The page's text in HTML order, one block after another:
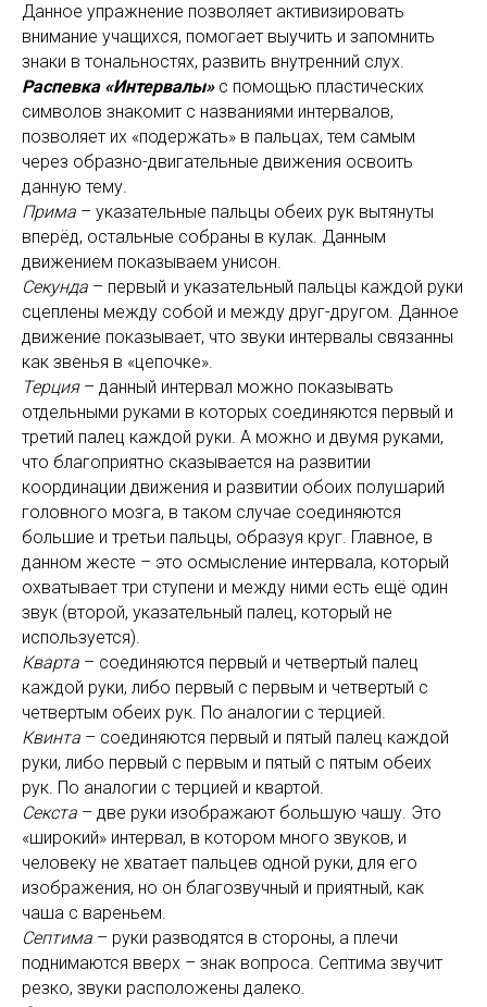
Данное упражнение позволяет активизировать
внимание учащихся, помогает выучить и запомнить
знаки в тональностях, развить внутренний слух.
Распевка «Интервалы»с помощью пластических
символов знакомит с названиями интервалов,
позволяет их «подержать» в пальцах, тем самым
через образно-двигательные движения освоить
данную тему.
Прима – указательные пальцы обеих рук вытянуты
вперёд, остальные собраны в кулак. Данным
движением показываем унисон.
Секунда – первый и указательный пальцы каждой руки
сцеплены между собой и между друг-другом. Данное
движение показывает, что звуки интервалы связанны
как звенья в «цепочке».
Терция– данный интервал можно показывать
отдельными руками в которых соединяются первый и
третий палец каждой руки. А можно и двумя руками,
что благоприятно сказывается на развитии
координации движения и развитии обоих полушарий
головного мозга, в таком случае соединяются
большие и третьи пальцы, образуя круг. Главное, в
данном жесте – это осмысление интервала, который
охватывает три ступени и между ними есть ещё один
звук (второй, указательный палец, который не
используется).
Кварта – соединяются первый и четвертый палец
каждой руки, либо первый с первым и четвертый с
четвертым обеих рук. По аналогии с терцией.
Квинта – соединяются первый и пятый палец каждой
руки, либо первый с первым и пятый с пятым обеих
рук. По аналогии с терцией и квартой.
Секста – две руки изображают большую чашу. Это
«широкий» интервал, в котором много звуков, и
человеку не хватает пальцев одной руки, для его
изображения, но он благозвучный и приятный, как
чаша с вареньем.
Септима – руки разводятся в стороны, а плечи
поднимаются вверх – знак вопроса. Септима звучит
резко, звуки расположены далеко.